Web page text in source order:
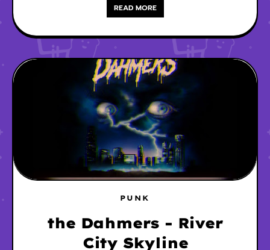
READ MORE
PUNK
the Dahmers - River
City Skyline